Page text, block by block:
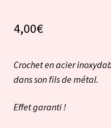
4,00€
Crochet en acier
dans son fils de métal.
Effet garanti !